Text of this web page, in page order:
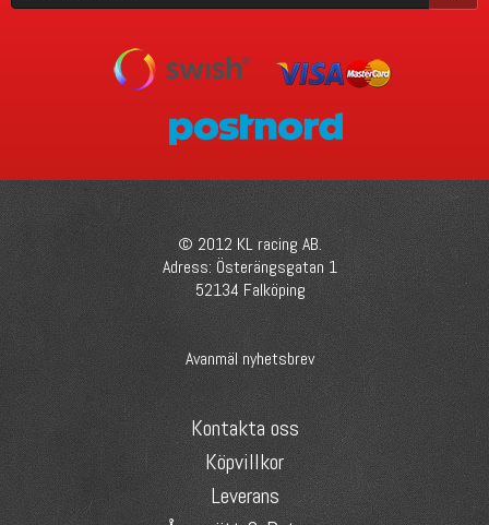
© 2012 KL racing AB.
Adress: Österängsgatan 1
52134 Falköping
Avanmäl nyhetsbrev
Kontakta oss
Köpvillkor
Leverans